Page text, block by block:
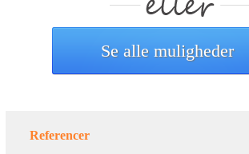
Se alle muligheder
Referencer